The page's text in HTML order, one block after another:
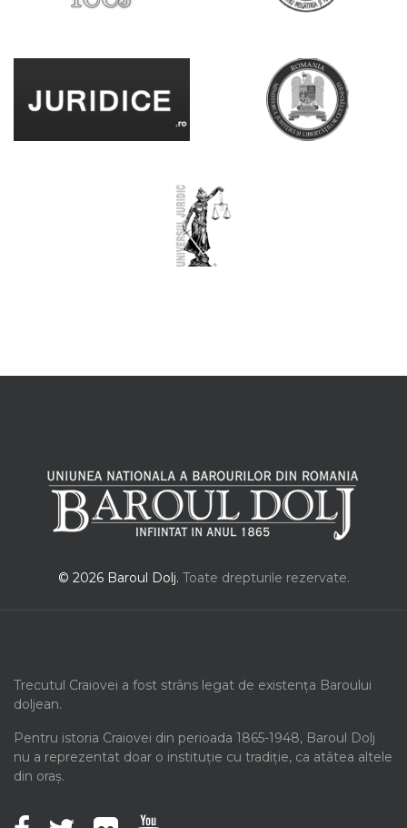
© 2026 Baroul Dolj. Toate drepturile rezervate.
Trecutul Craiovei a fost strâns legat de existența Baroului
doljean.
Pentru istoria Craiovei din perioada 1865-1948, Baroul Dolj
nu a reprezentat doar o instituție cu tradiție, ca atâtea altele
din oraș.